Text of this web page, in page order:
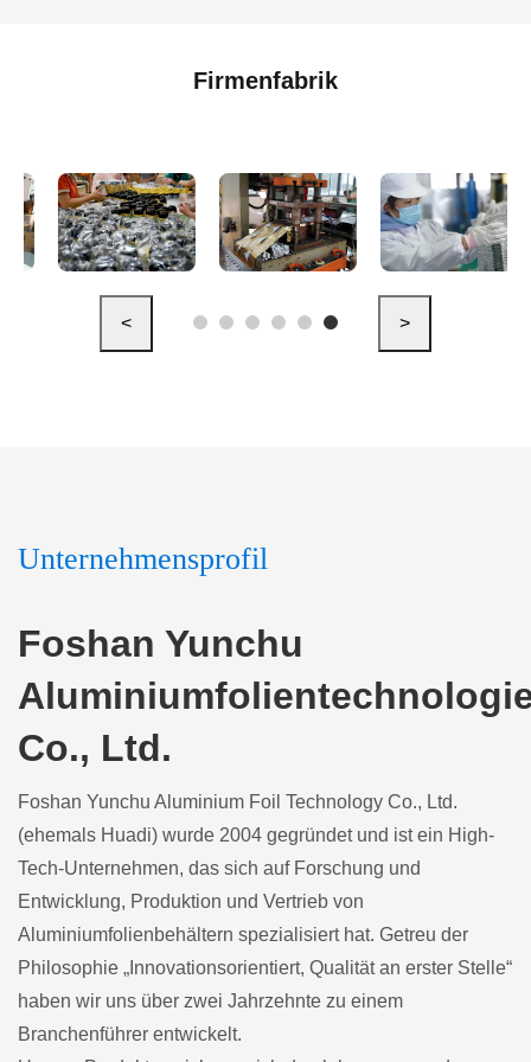
Firmenfabrik
< >
Unternehmensprofil
Foshan Yunchu
Co., Ltd.
Foshan Yunchu Aluminium Foil Technology Co., Ltd.
(ehemals Huadi) wurde 2004 gegründet und ist ein High-
Tech-Unternehmen, das sich auf Forschung und
Entwicklung, Produktion und Vertrieb von
Aluminiumfolienbehältern spezialisiert hat. Getreu der
Philosophie „Innovationsorientiert, Qualität an erster Stelle“
haben wir uns über zwei Jahrzehnte zu einem
Branchenführer entwickelt.